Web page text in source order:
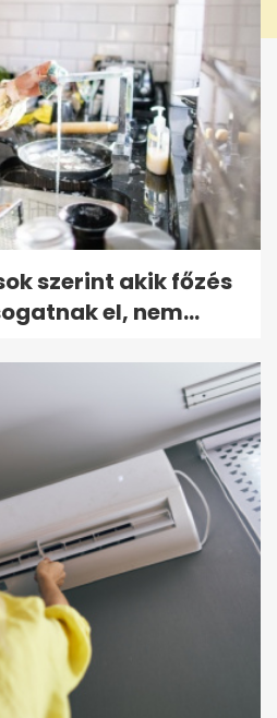
szerint akik főzés
el, nem...